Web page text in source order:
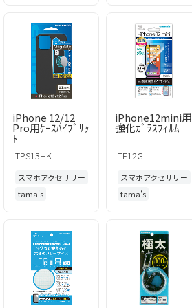
iPhone 12/12
Pro用ｹｰｽﾊｲﾌﾞﾘｯ
ﾄ
TPS13HK
スマホアクセサリー
tama's
iPhone12mini用
強化ｶﾞﾗｽﾌｨﾙﾑ
TF12G
スマホアクセサリー
tama's